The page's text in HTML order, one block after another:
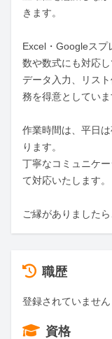
きます。
Excel・Googleスプ
数や数式にも対応し
データ入力、リス
務を得意としていま
作業時間は、平日
ります。
丁寧なコミュニケ
て対応いたします。
ご縁がありました
職歴
登録されていません
資格